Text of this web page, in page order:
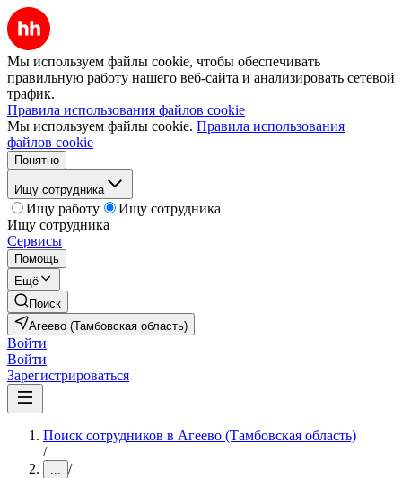
Мы используем файлы cookie, чтобы обеспечивать
правильную работу нашего веб-сайта и анализировать сетевой
трафик.
Правила использования файлов cookie
Мы используем файлы cookie. Правила использования
файлов cookie
Понятно
Ищу сотрудника
Ищу работу
Ищу сотрудника
Ищу сотрудника
Сервисы
Помощь
Ещё
Поиск
Агеево (Тамбовская область)
Войти
Войти
Зарегистрироваться
Поиск сотрудников в Агеево (Тамбовская область)
/
... /